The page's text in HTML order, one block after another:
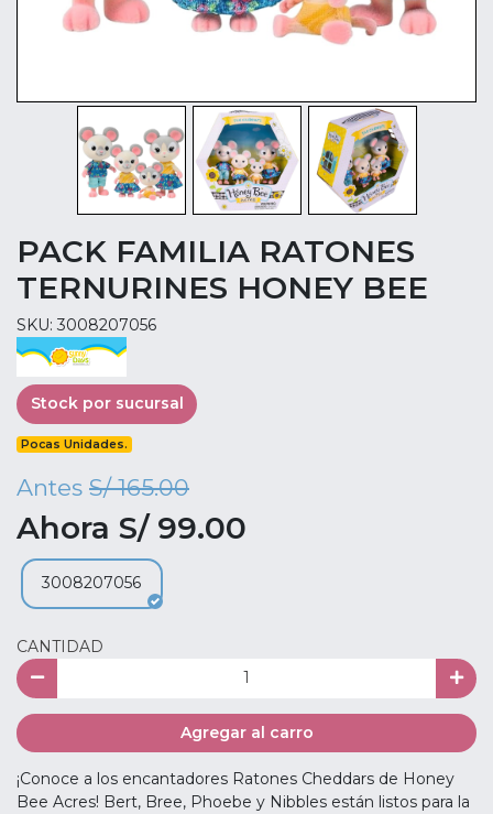
PACK FAMILIA RATONES
TERNURINES HONEY BEE
SKU: 3008207056
Stock por sucursal
Pocas Unidades.
Antes S/ 165.00
Ahora S/ 99.00
3008207056
CANTIDAD
Agregar al carro
¡Conoce a los encantadores Ratones Cheddars de Honey
Bee Acres! Bert, Bree, Phoebe y Nibbles están listos para la